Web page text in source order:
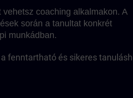
coaching alkalmakon. A
során a tanultat konkrét
munkádban.
fenntartható és sikeres